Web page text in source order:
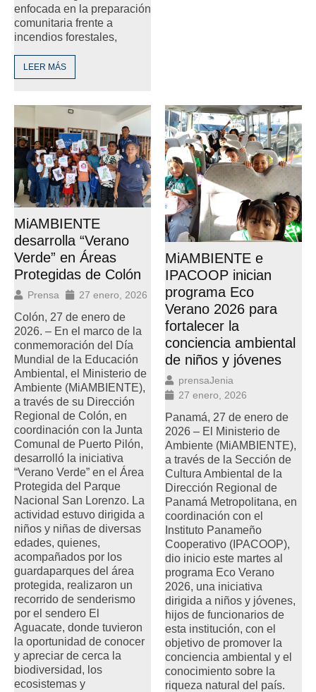
enfocada en la preparación
comunitaria frente a
incendios forestales,
LEER MÁS
MiAMBIENTE
desarrolla “Verano
Verde” en Áreas
Protegidas de Colón
Prensa 27 enero, 2026
Colón, 27 de enero de
2026. – En el marco de la
conmemoración del Día
Mundial de la Educación
Ambiental, el Ministerio de
Ambiente (MiAMBIENTE),
a través de su Dirección
Regional de Colón, en
coordinación con la Junta
Comunal de Puerto Pilón,
desarrolló la iniciativa
“Verano Verde” en el Área
Protegida del Parque
Nacional San Lorenzo. La
actividad estuvo dirigida a
niños y niñas de diversas
edades, quienes,
acompañados por los
guardaparques del área
protegida, realizaron un
recorrido de senderismo
por el sendero El
Aguacate, donde tuvieron
la oportunidad de conocer
y apreciar de cerca la
biodiversidad, los
ecosistemas y
MiAMBIENTE e
IPACOOP inician
programa Eco
Verano 2026 para
fortalecer la
conciencia ambiental
de niños y jóvenes
prensaJenia
27 enero, 2026
Panamá, 27 de enero de
2026 – El Ministerio de
Ambiente (MiAMBIENTE),
a través de la Sección de
Cultura Ambiental de la
Dirección Regional de
Panamá Metropolitana, en
coordinación con el
Instituto Panameño
Cooperativo (IPACOOP),
dio inicio este martes al
programa Eco Verano
2026, una iniciativa
dirigida a niños y jóvenes,
hijos de funcionarios de
esta institución, con el
objetivo de promover la
conciencia ambiental y el
conocimiento sobre la
riqueza natural del país.